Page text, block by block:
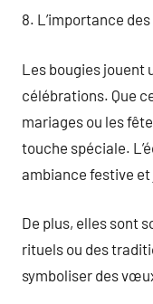
8. L’importance
Les bougies jouent
célébrations. Que
mariages ou les
touche spéciale.
ambiance festive et
De plus, elles sont
rituels ou des
symboliser des